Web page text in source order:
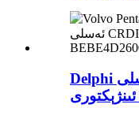
Delphi ئەسلى CRDI ئورتاق تۆمۈر يول